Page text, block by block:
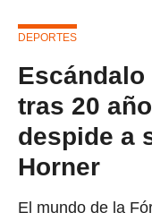
DEPORTES
Escándalo
tras 20
despide a
Horner
El mundo de la